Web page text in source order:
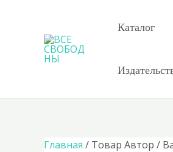
содержимому
Каталог
Главная / Товар Автор /